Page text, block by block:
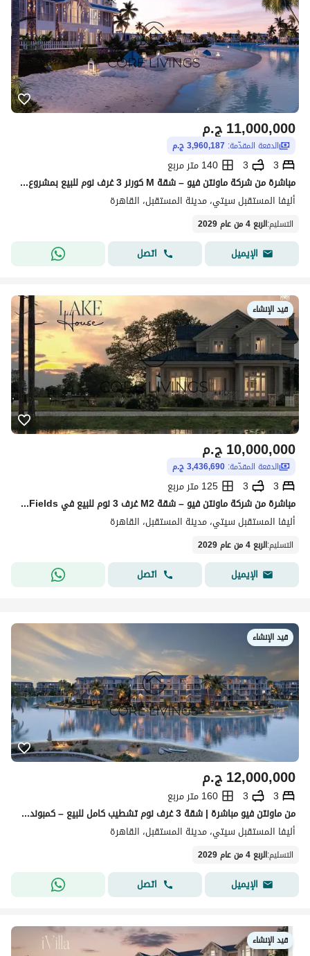
ج.م11,000,000
الدفعة المقدّمة: 3,960,187 ج.م
3
3
140 متر مربع
مباشرة من شركة ماونتن فيو – شقة M كورنر 3 غرف نوم للبيع بمشروع Aliva – مدينة المستقبل
أليفا المستقبل سيتي، مدينة المستقبل، القاهرة
التسليم:الربع 4 من عام 2029
الإيميل اتصل
قيد الإنشاء
ج.م10,000,000
الدفعة المقدّمة: 3,436,690 ج.م
3
3
125 متر مربع
مباشرة من شركة ماونتن فيو – شقة M2 غرف 3 نوم للبيع في Fields بمشروع Aliva – مدينة المستقبل
أليفا المستقبل سيتي، مدينة المستقبل، القاهرة
التسليم:الربع 4 من عام 2029
الإيميل اتصل
قيد الإنشاء
ج.م12,000,000
3
3
160 متر مربع
من ماونتن فيو مباشرة | شقة 3 غرف نوم تشطيب كامل للبيع – كمبوند أليفا، مدينة المستقبل، مساحة 160 متر
أليفا المستقبل سيتي، مدينة المستقبل، القاهرة
التسليم:الربع 4 من عام 2029
الإيميل اتصل
قيد الإنشاء